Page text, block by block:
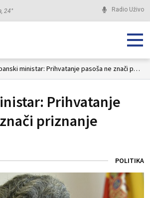
24° Radio Uživo
Španski ministar: Prihvatanje pasoša ne znači priznanje Kosova
Prihvatanje
priznanje
POLITIKA